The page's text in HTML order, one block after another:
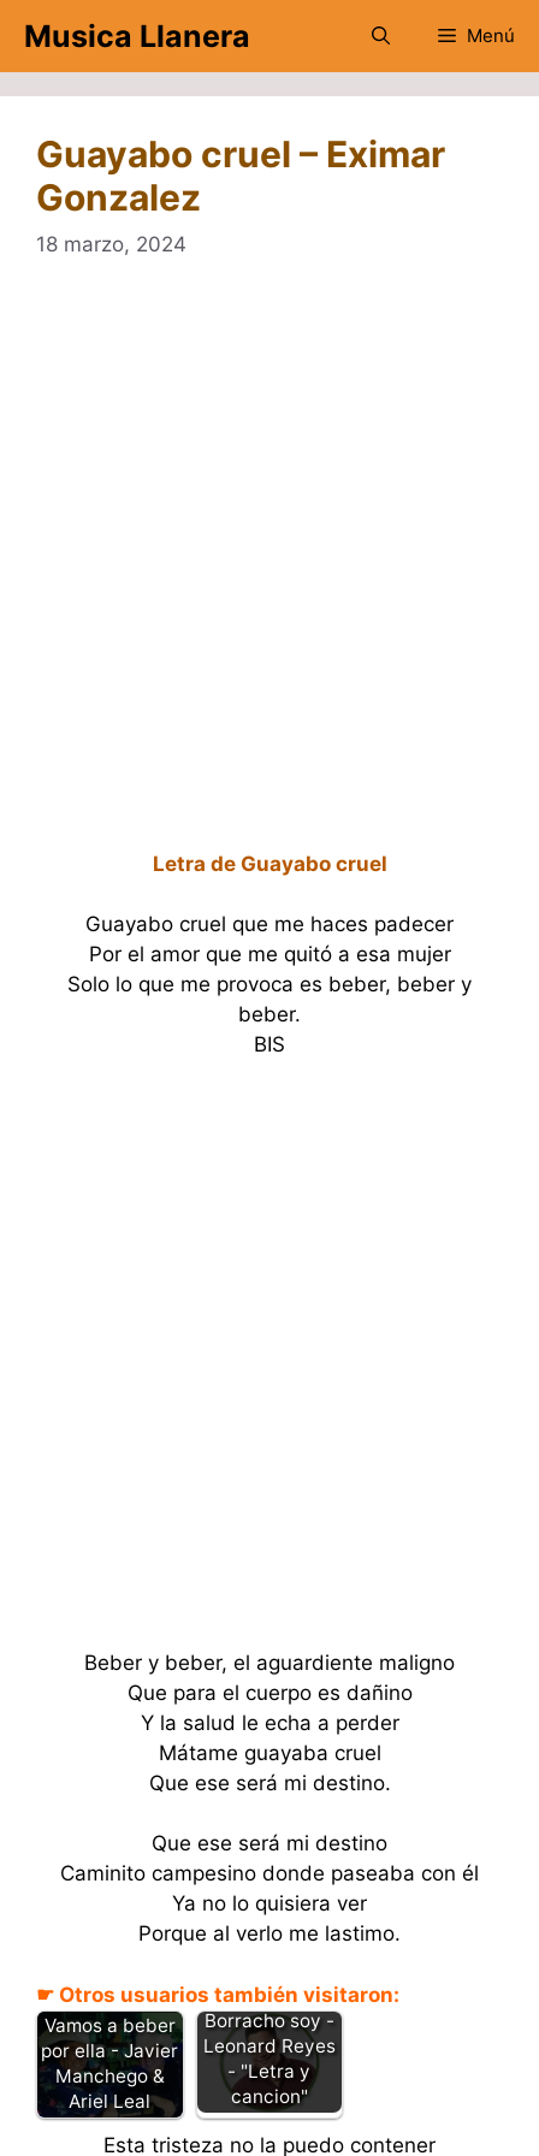
contenido
Musica Llanera Menú
Guayabo cruel – Eximar
Gonzalez
18 marzo, 2024
Letra de Guayabo cruel
Guayabo cruel que me haces padecer
Por el amor que me quitó a esa mujer
Solo lo que me provoca es beber, beber y
beber.
BIS
Beber y beber, el aguardiente maligno
Que para el cuerpo es dañino
Y la salud le echa a perder
Mátame guayaba cruel
Que ese será mi destino.
Que ese será mi destino
Caminito campesino donde paseaba con él
Ya no lo quisiera ver
Porque al verlo me lastimo.
☛ Otros usuarios también visitaron:
Vamos a beber
por ella - Javier
Manchego &
Ariel Leal
Borracho soy -
Leonard Reyes
- "Letra y
cancion"
Esta tristeza no la puedo contener